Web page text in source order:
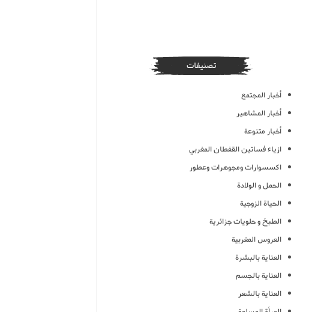
تصنيفات
أخبار المجتمع
أخبار المشاهير
أخبار متنوعة
ازياء فساتين القفطان المغربي
اكسسوارات ومجوهرات وعطور
الحمل و الولادة
الحياة الزوجية
الطبخ و حلويات جزائرية
العروس المغربية
العناية بالبشرة
العناية بالجسم
العناية بالشعر